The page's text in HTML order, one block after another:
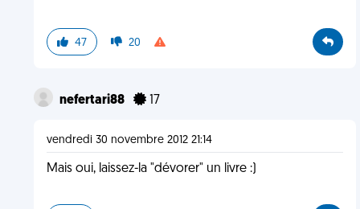
47 20
nefertari88 17
vendredi 30 novembre 2012 21:14
Mais oui, laissez-la "dévorer" un livre :)